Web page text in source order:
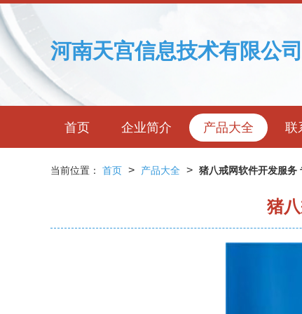
河南天宫信息技术有限公司
首页 企业简介 产品大全 联
当前位置： 首页 > 产品大全 > 猪八戒网软件开发服务
猪